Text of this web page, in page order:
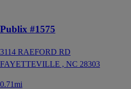
Publix #1575
3114 RAEFORD RD
FAYETTEVILLE , NC 28303
0.71mi